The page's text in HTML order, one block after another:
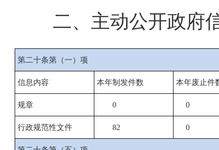
二、主动公开政府
第二十条第（一）项
信息内容 本年制发件数 本年废止件
规章 0 0
行政规范性文件 82 0